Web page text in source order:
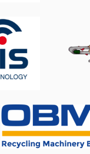
Skruv